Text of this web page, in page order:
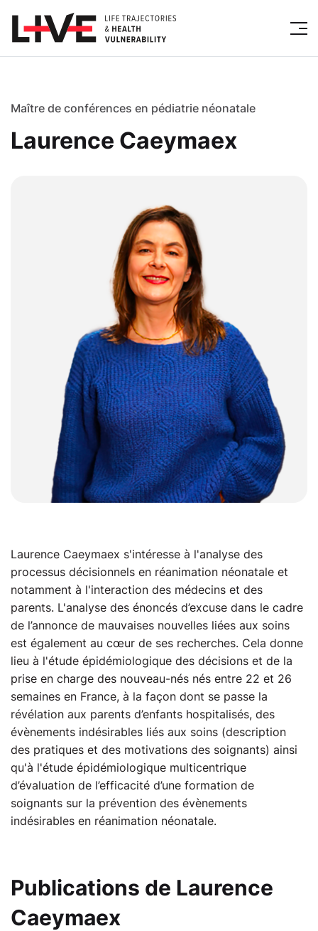
Maître de conférences en pédiatrie néonatale
Laurence Caeymaex
Laurence Caeymaex s'intéresse à l'analyse des
processus décisionnels en réanimation néonatale et
notamment à l'interaction des médecins et des
parents. L'analyse des énoncés d’excuse dans le cadre
de l’annonce de mauvaises nouvelles liées aux soins
est également au cœur de ses recherches. Cela donne
lieu à l'étude épidémiologique des décisions et de la
prise en charge des nouveau-nés nés entre 22 et 26
semaines en France, à la façon dont se passe la
révélation aux parents d’enfants hospitalisés, des
évènements indésirables liés aux soins (description
des pratiques et des motivations des soignants) ainsi
qu'à l'étude épidémiologique multicentrique
d’évaluation de l’efficacité d’une formation de
soignants sur la prévention des évènements
indésirables en réanimation néonatale.
Publications de Laurence
Caeymaex